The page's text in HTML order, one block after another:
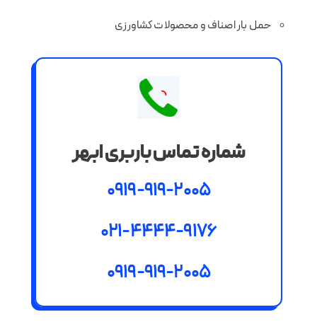
حمل بار اصناف و محصولات کشاورزی
شماره تماس باربری ابهر
0919-919-2005
021-4444-9176
0919-919-2005